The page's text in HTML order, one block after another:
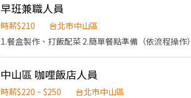
早班兼職人員
時薪$210
台北市中山區
中山區 咖哩飯店人員
時薪$220 ~ $250
台北市中山區